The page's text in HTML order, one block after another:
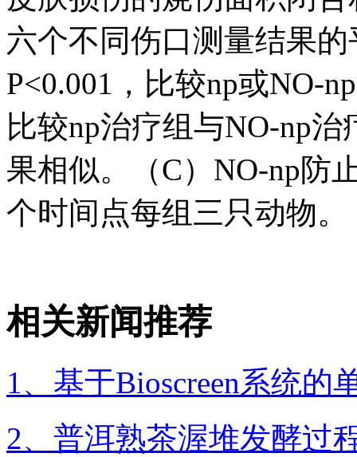
六个不同伤口测量结果
P<0.001，比较np或NO-
比较np治疗组与NO-np
果相似。（C）NO-np防
个时间点每组三只动物。
相关新闻推荐
1、基于Bioscreen系统
2、​普洱熟茶渥堆发酵过